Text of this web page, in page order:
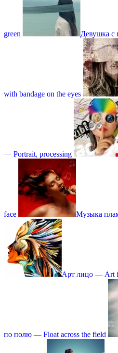
green Девушка с
with bandage on the eyes
— Portrait, processing
face Музыка
Арт лицо — Art
по полю — Float across the field